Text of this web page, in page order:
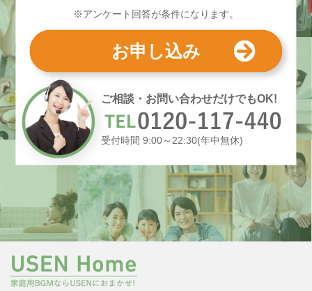
※アンケート回答が条件になります。
お申し込み
ご相談・お問い合わせだけでもOK!
受付時間 9:00～22:30(年中無休)